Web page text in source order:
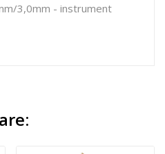
3,0mm - instrument